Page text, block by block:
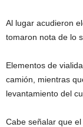
Al lugar acudieron
tomaron nota de lo
Elementos de
camión, mientras
levantamiento del
Cabe señalar que